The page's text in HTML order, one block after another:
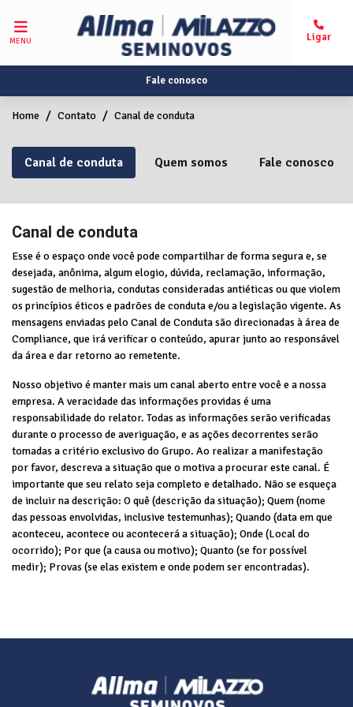
MENU
Fale conosco
Home Contato Canal de conduta
Quem somos Fale conosco
Canal de conduta
Canal de conduta
Esse é o espaço onde você pode compartilhar de forma segura e, se
desejada, anônima, algum elogio, dúvida, reclamação, informação,
sugestão de melhoria, condutas consideradas antiéticas ou que violem
os princípios éticos e padrões de conduta e/ou a legislação vigente. As
mensagens enviadas pelo Canal de Conduta são direcionadas à área de
Compliance, que irá verificar o conteúdo, apurar junto ao responsável
da área e dar retorno ao remetente.
Nosso objetivo é manter mais um canal aberto entre você e a nossa
empresa. A veracidade das informações providas é uma
responsabilidade do relator. Todas as informações serão verificadas
durante o processo de averiguação, e as ações decorrentes serão
tomadas a critério exclusivo do Grupo. Ao realizar a manifestação
por favor, descreva a situação que o motiva a procurar este canal. É
importante que seu relato seja completo e detalhado. Não se esqueça
de incluir na descrição: O quê (descrição da situação); Quem (nome
das pessoas envolvidas, inclusive testemunhas); Quando (data em que
aconteceu, acontece ou acontecerá a situação); Onde (Local do
ocorrido); Por que (a causa ou motivo); Quanto (se for possível
medir); Provas (se elas existem e onde podem ser encontradas).